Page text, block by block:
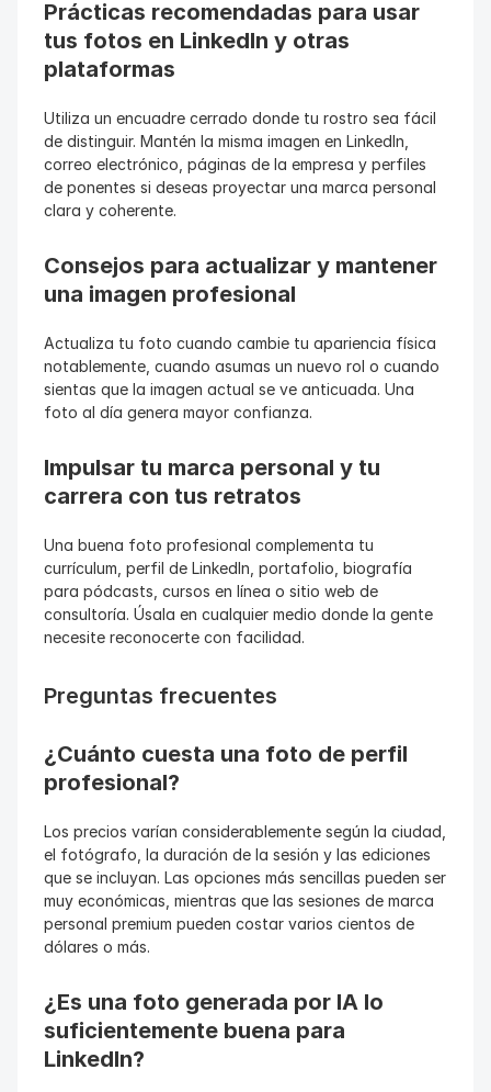
Prácticas recomendadas para usar
tus fotos en LinkedIn y otras
plataformas
Utiliza un encuadre cerrado donde tu rostro sea fácil
de distinguir. Mantén la misma imagen en LinkedIn,
correo electrónico, páginas de la empresa y perfiles
de ponentes si deseas proyectar una marca personal
clara y coherente.
Consejos para actualizar y mantener
una imagen profesional
Actualiza tu foto cuando cambie tu apariencia física
notablemente, cuando asumas un nuevo rol o cuando
sientas que la imagen actual se ve anticuada. Una
foto al día genera mayor confianza.
Impulsar tu marca personal y tu
carrera con tus retratos
Una buena foto profesional complementa tu
currículum, perfil de LinkedIn, portafolio, biografía
para pódcasts, cursos en línea o sitio web de
consultoría. Úsala en cualquier medio donde la gente
necesite reconocerte con facilidad.
Preguntas frecuentes
¿Cuánto cuesta una foto de perfil
profesional?
Los precios varían considerablemente según la ciudad,
el fotógrafo, la duración de la sesión y las ediciones
que se incluyan. Las opciones más sencillas pueden ser
muy económicas, mientras que las sesiones de marca
personal premium pueden costar varios cientos de
dólares o más.
¿Es una foto generada por IA lo
suficientemente buena para
LinkedIn?